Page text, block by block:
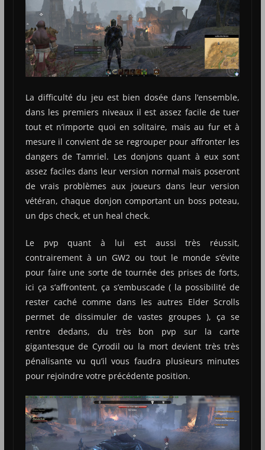
La difficulté du jeu est bien dosée dans l’ensemble,
dans les premiers niveaux il est assez facile de tuer
tout et n’importe quoi en solitaire, mais au fur et à
mesure il convient de se regrouper pour affronter les
dangers de Tamriel. Les donjons quant à eux sont
assez faciles dans leur version normal mais poseront
de vrais problèmes aux joueurs dans leur version
vétéran, chaque donjon comportant un boss poteau,
un dps check, et un heal check.
Le pvp quant à lui est aussi très réussit,
contrairement à un GW2 ou tout le monde s’évite
pour faire une sorte de tournée des prises de forts,
ici ça s’affrontent, ça s’embuscade ( la possibilité de
rester caché comme dans les autres Elder Scrolls
permet de dissimuler de vastes groupes ), ça se
rentre dedans, du très bon pvp sur la carte
gigantesque de Cyrodil ou la mort devient très très
pénalisante vu qu’il vous faudra plusieurs minutes
pour rejoindre votre précédente position.